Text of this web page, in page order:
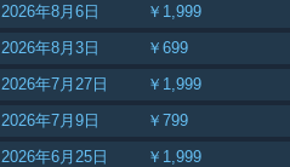
2026年8月6日
￥1,999
2026年8月3日
￥699
2026年7月27日
￥1,999
2026年7月9日
￥799
2026年6月25日
￥1,999